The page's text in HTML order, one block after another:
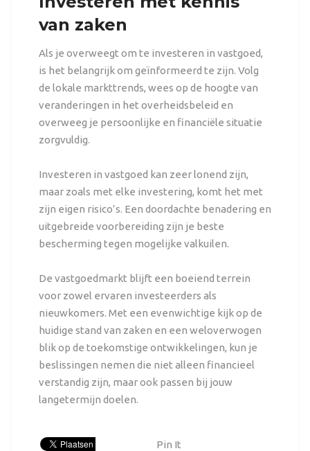
van zaken
Als je overweegt om te investeren in vastgoed,
is het belangrijk om geïnformeerd te zijn. Volg
de lokale markttrends, wees op de hoogte van
veranderingen in het overheidsbeleid en
overweeg je persoonlijke en financiële situatie
zorgvuldig.
Investeren in vastgoed kan zeer lonend zijn,
maar zoals met elke investering, komt het met
zijn eigen risico’s. Een doordachte benadering en
uitgebreide voorbereiding zijn je beste
bescherming tegen mogelijke valkuilen.
De vastgoedmarkt blijft een boeiend terrein
voor zowel ervaren investeerders als
nieuwkomers. Met een evenwichtige kijk op de
huidige stand van zaken en een weloverwogen
blik op de toekomstige ontwikkelingen, kun je
beslissingen nemen die niet alleen financieel
verstandig zijn, maar ook passen bij jouw
langetermijn doelen.
Pin It